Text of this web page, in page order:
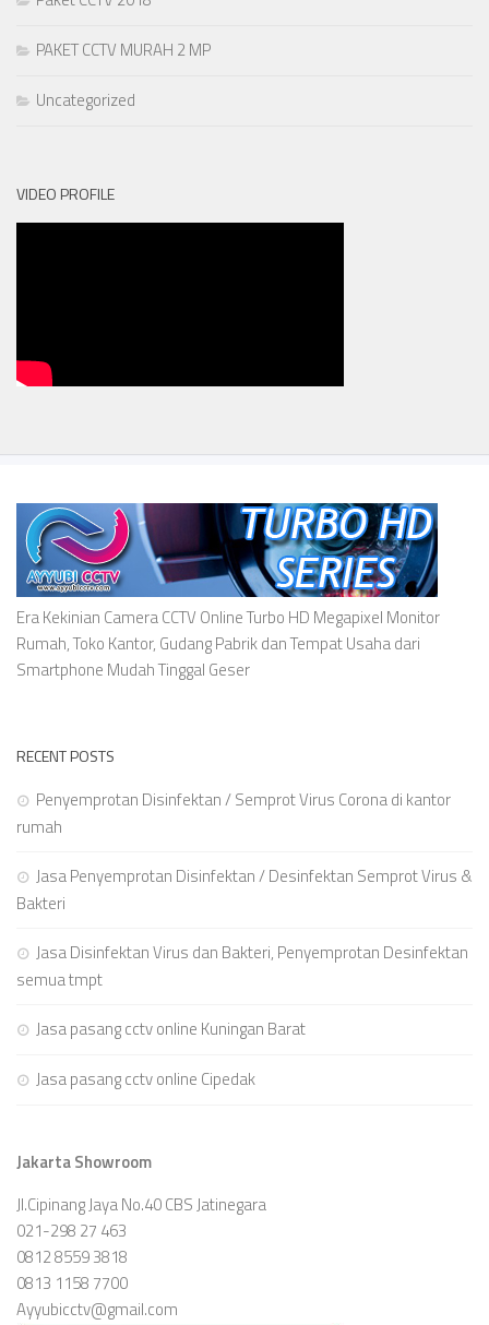
PAKET CCTV MURAH 2 MP
Uncategorized
VIDEO PROFILE
Era Kekinian Camera CCTV Online Turbo HD Megapixel Monitor
Rumah, Toko Kantor, Gudang Pabrik dan Tempat Usaha dari
Smartphone Mudah Tinggal Geser
RECENT POSTS
Penyemprotan Disinfektan / Semprot Virus Corona di kantor
rumah
Jasa Penyemprotan Disinfektan / Desinfektan Semprot Virus &
Bakteri
Jasa Disinfektan Virus dan Bakteri, Penyemprotan Desinfektan
semua tmpt
Jasa pasang cctv online Kuningan Barat
Jasa pasang cctv online Cipedak
Jakarta Showroom
Jl.Cipinang Jaya No.40 CBS Jatinegara
021-298 27 463
0812 8559 3818
0813 1158 7700
Ayyubicctv@gmail.com